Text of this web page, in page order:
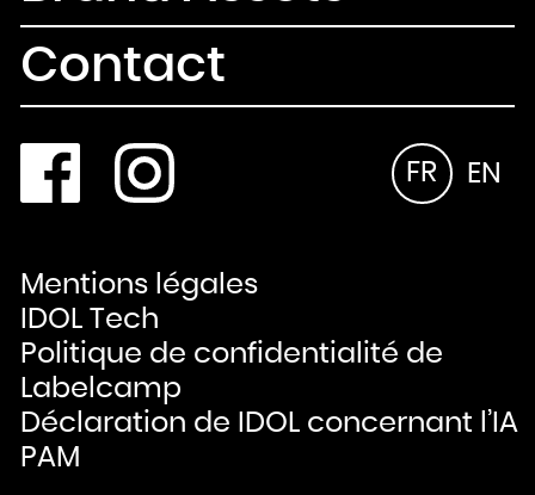
Contact
FR EN
Mentions légales
IDOL Tech
Politique de confidentialité de
Labelcamp
Déclaration de IDOL concernant l’IA
PAM